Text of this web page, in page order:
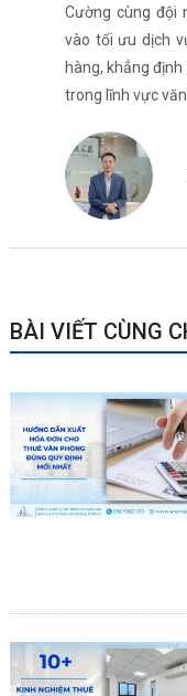
Cường cùng đội
vào tối ưu dịch
hàng, khẳng
trong lĩnh vực
BÀI VIẾT CÙNG